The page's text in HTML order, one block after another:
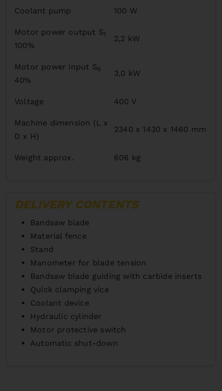
Coolant pump 100 W
Motor power output S1
100%
2,2 kW
Motor power input S6
40%
3,0 kW
Voltage 400 V
Machine dimension (L x
D x H)
2340 x 1430 x 1460 mm
Weight approx. 606 kg
DELIVERY CONTENTS
Bandsaw blade
Material fence
Stand
Manometer for blade tension
Bandsaw blade guiding with carbide inserts
Quick clamping vice
Coolant device
Hydraulic cylinder
Motor protective switch
Automatic shut-down